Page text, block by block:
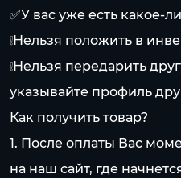
✅У вас уже есть какое-
❕Нельзя положить в
❕Нельзя передарить
указывайте профиль
Как получить товар?
1. После оплаты Вас
на наш сайт, где